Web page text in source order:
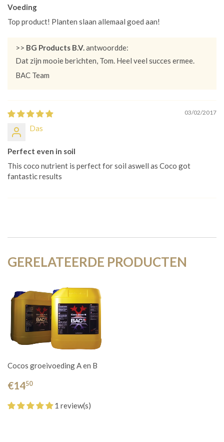
Voeding
Top product! Planten slaan allemaal goed aan!
>> BG Products B.V. antwoordde:
Dat zijn mooie berichten, Tom. Heel veel succes ermee.
BAC Team
03/02/2017
Das
Perfect even in soil
This coco nutrient is perfect for soil aswell as Coco got
fantastic results
GERELATEERDE PRODUCTEN
Cocos groeivoeding A en B
€1450
1 review(s)